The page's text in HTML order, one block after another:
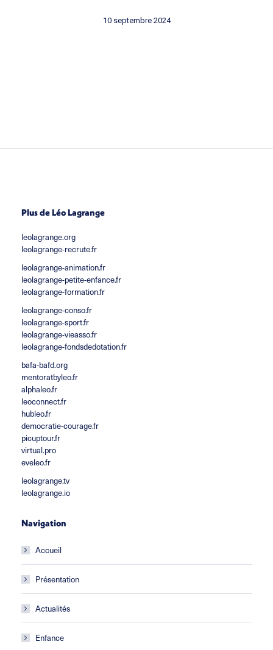
10 septembre 2024
Plus de Léo Lagrange
leolagrange.org
leolagrange-recrute.fr
leolagrange-animation.fr
leolagrange-petite-enfance.fr
leolagrange-formation.fr
leolagrange-conso.fr
leolagrange-sport.fr
leolagrange-vieasso.fr
leolagrange-fondsdedotation.fr
bafa-bafd.org
mentoratbyleo.fr
alphaleo.fr
leoconnect.fr
hubleo.fr
democratie-courage.fr
picuptour.fr
virtual.pro
eveleo.fr
leolagrange.tv
leolagrange.io
Navigation
Accueil
Présentation
Actualités
Enfance